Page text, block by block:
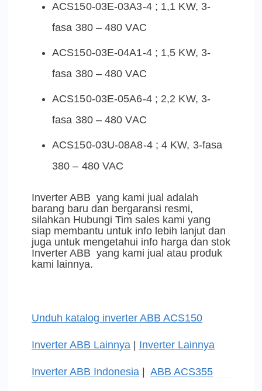
ACS150-03E-03A3-4 ; 1,1 KW, 3-
fasa 380 – 480 VAC
ACS150-03E-04A1-4 ; 1,5 KW, 3-
fasa 380 – 480 VAC
ACS150-03E-05A6-4 ; 2,2 KW, 3-
fasa 380 – 480 VAC
ACS150-03U-08A8-4 ; 4 KW, 3-fasa
380 – 480 VAC
Inverter ABB yang kami jual adalah
barang baru dan bergaransi resmi,
silahkan Hubungi Tim sales kami yang
siap membantu untuk info lebih lanjut dan
juga untuk mengetahui info harga dan stok
Inverter ABB yang kami jual atau produk
kami lainnya.
Unduh katalog inverter ABB ACS150
Inverter ABB Lainnya Inverter Lainnya
Inverter ABB Indonesia ABB ACS355